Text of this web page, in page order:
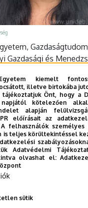
Gazdasági és
/ 68034
Böszörményi út 138
, 2. emelet, 202
kiemelt
illetve birtokába
Önt, hogy a
kötelezően
alapján
előírásait az
felhasználók
is teljes körültekintéssel
Adatvédelmi
olvashat el:
sütik